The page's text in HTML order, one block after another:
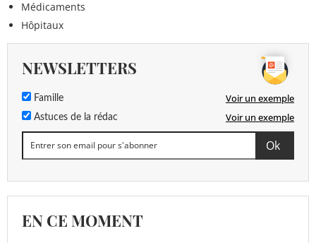
Médicaments
Hôpitaux
NEWSLETTERS
Famille Voir un exemple
Astuces de la rédac Voir un exemple
EN CE MOMENT